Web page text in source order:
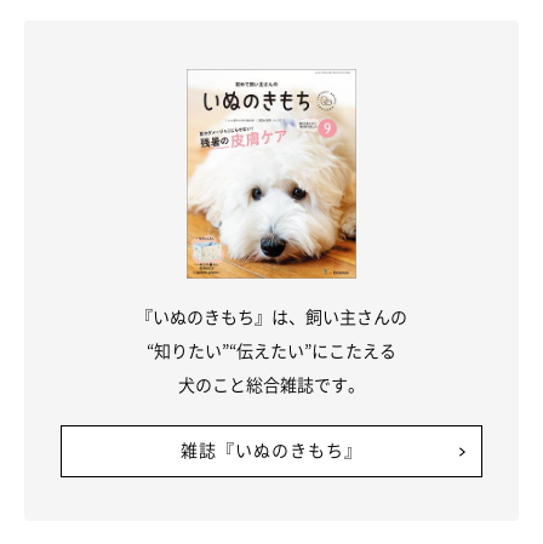
『いぬのきもち』は、飼い主さんの
“知りたい”“伝えたい”にこたえる
犬のこと総合雑誌です。
雑誌『いぬのきもち』